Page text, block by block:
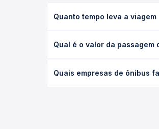
Quanto tempo leva a
executivo ou leito) e as
Qual é o valor da passagem
de poltrona e a antecedência
Quais empresas de ônibus